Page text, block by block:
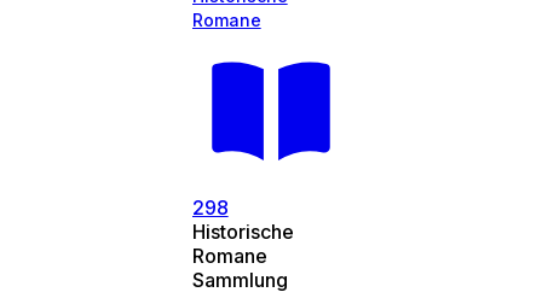
Romane
298
Historische
Romane
Sammlung